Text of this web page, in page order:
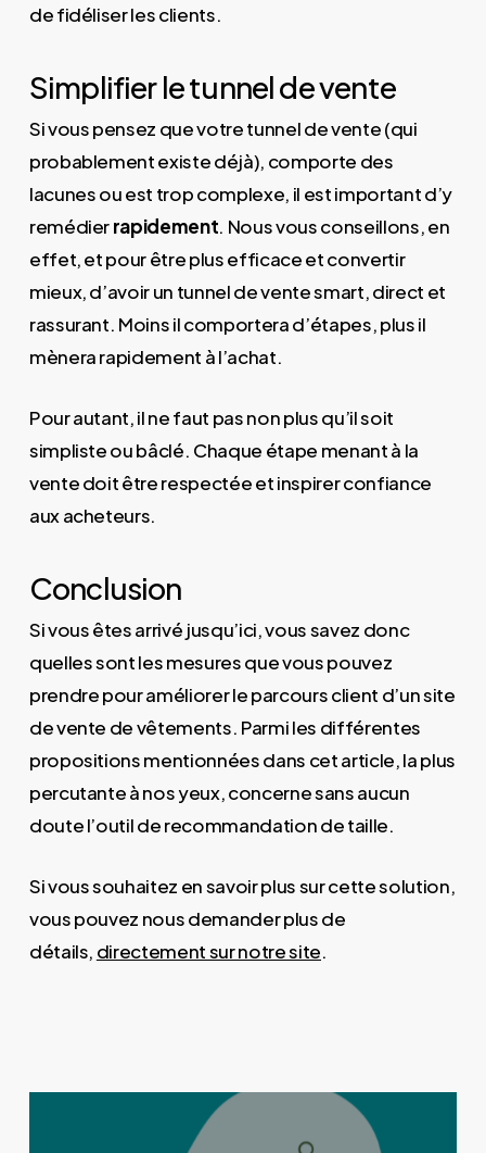
de fidéliser les clients.
Simplifier le tunnel de vente
Si vous pensez que votre tunnel de vente (qui
probablement existe déjà), comporte des
lacunes ou est trop complexe, il est important d’y
remédierrapidement. Nous vous conseillons, en
effet, et pour être plus efficace et convertir
mieux, d’avoir un tunnel de vente smart, direct et
rassurant. Moins il comportera d’étapes, plus il
mènera rapidement à l’achat.
Pour autant, il ne faut pas non plus qu’il soit
simpliste ou bâclé. Chaque étape menant à la
vente doit être respectée et inspirer confiance
aux acheteurs.
Conclusion
Si vous êtes arrivé jusqu’ici, vous savez donc
quelles sont les mesures que vous pouvez
prendre pour améliorer le parcours client d’un site
de vente de vêtements. Parmi les différentes
propositions mentionnées dans cet article, la plus
percutante à nos yeux, concerne sans aucun
doute l’outil de recommandation de taille.
Si vous souhaitez en savoir plus sur cette solution,
vous pouvez nous demander plus de
détails, directement sur notre site.